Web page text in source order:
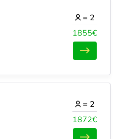
1855€
= 2
1872€
= 2